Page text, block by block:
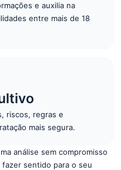
e auxilia na
entre mais de 18
riscos, regras e
mais segura.
análise sem compromisso
sentido para o seu